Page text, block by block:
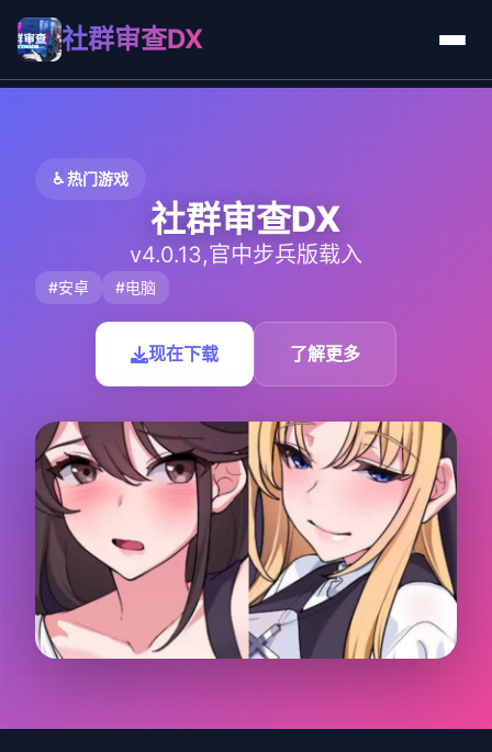
社群审查DX
♿ 热门游戏
社群审查DX
v4.0.13,官中步兵版载入
#安卓 #电脑
现在下载 了解更多